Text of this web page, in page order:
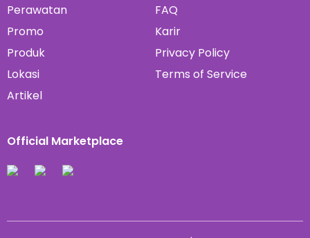
Perawatan
Promo
Produk
Lokasi
Artikel
FAQ
Karir
Privacy Policy
Terms of Service
Official Marketplace